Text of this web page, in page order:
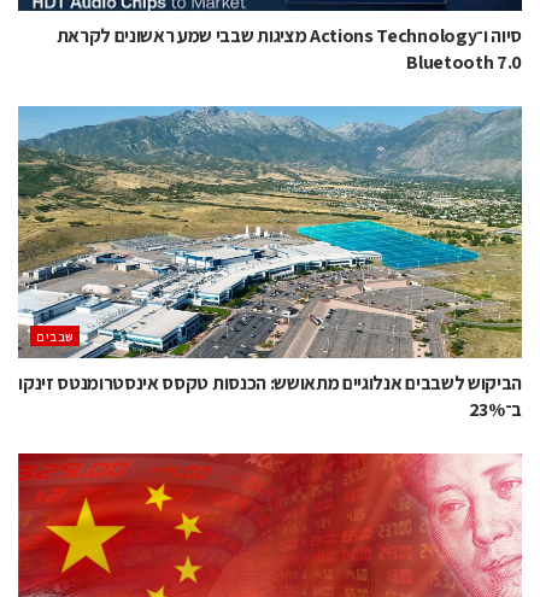
סיוה ו־Actions Technology מציגות שבבי שמע ראשונים לקראת
Bluetooth 7.0
‫שבבים‬
הביקוש לשבבים אנלוגיים מתאושש: הכנסות טקסס אינסטרומנטס זינקו
ב־23%